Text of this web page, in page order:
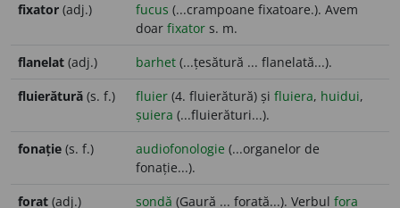
fixator (adj.) fucus (...crampoane fixatoare.). Avem
doar fixator s. m.
flanelat (adj.) barhet (...țesătură ... flanelată...).
fluierătură (s. f.) fluier (4. fluierătură) și fluiera, huidui,
șuiera (...fluierături...).
fonație (s. f.) audiofonologie (...organelor de
fonație...).
forat (adj.) sondă (Gaură ... forată...). Verbul fora